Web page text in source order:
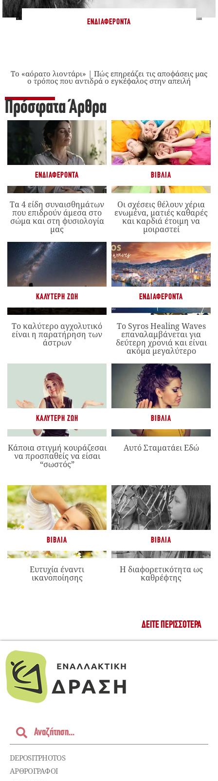
ΕΝΔΙΑΦΈΡΟΝΤΑ
Το «αόρατο λιοντάρι» | Πώς επηρεάζει τις αποφάσεις μας
ο τρόπος που αντιδρά ο εγκέφαλος στην απειλή
Πρόσφατα Άρθρα
ΕΝΔΙΑΦΈΡΟΝΤΑ
Τα 4 είδη συναισθημάτων
που επιδρούν άμεσα στο
σώμα και στη φυσιολογία
μας
ΒΙΒΛΊΑ
Οι σχέσεις θέλουν χέρια
ενωμένα, ματιές καθαρές
και καρδιά έτοιμη να
μοιραστεί
ΚΑΛΎΤΕΡΗ ΖΩΉ
Το καλύτερο αγχολυτικό
είναι η παρατήρηση των
άστρων
ΕΝΔΙΑΦΈΡΟΝΤΑ
Το Syros Healing Waves
επαναλαμβάνεται για
δεύτερη χρονιά και είναι
ακόμα μεγαλύτερο
ΚΑΛΎΤΕΡΗ ΖΩΉ
Κάποια στιγμή κουράζεσαι
να προσπαθείς να είσαι
“σωστός”
ΒΙΒΛΊΑ
Αυτό Σταματάει Εδώ
ΒΙΒΛΊΑ
Ευτυχία έναντι
ικανοποίησης
ΒΙΒΛΊΑ
Η διαφορετικότητα ως
καθρέφτης
ΔΕΊΤΕ ΠΕΡΙΣΣΌΤΕΡΑ
DEPOSITPHOTOS
ΑΡΘΡΟΓΡΑΦΟΙ